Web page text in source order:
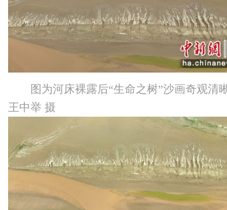
图为河床裸露后“生命之树”沙画奇观清
王中举 摄